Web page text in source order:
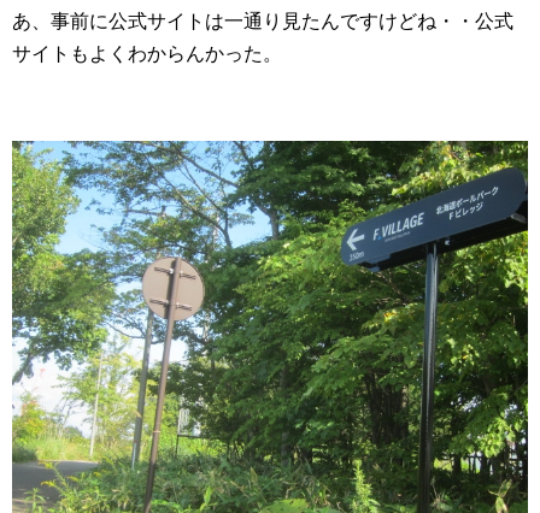
あ、事前に公式サイトは一通り見たんですけどね・・公式
サイトもよくわからんかった。